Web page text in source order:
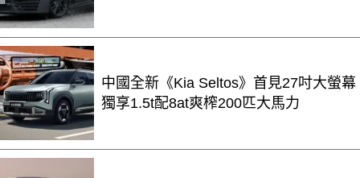
中國全新《Kia Seltos》首見27吋大螢幕
獨享1.5t配8at爽榨200匹大馬力